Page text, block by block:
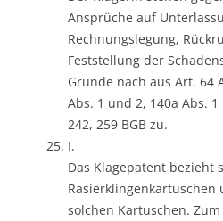
Ansprüche auf
Rechnungslegung,
Feststellung der
Grunde nach aus Art. 64
Abs. 1 und 2, 140a Abs. 1
242, 259 BGB zu.
I.
Das Klagepatent bezieht
Rasierklingenkartuschen
solchen Kartuschen.